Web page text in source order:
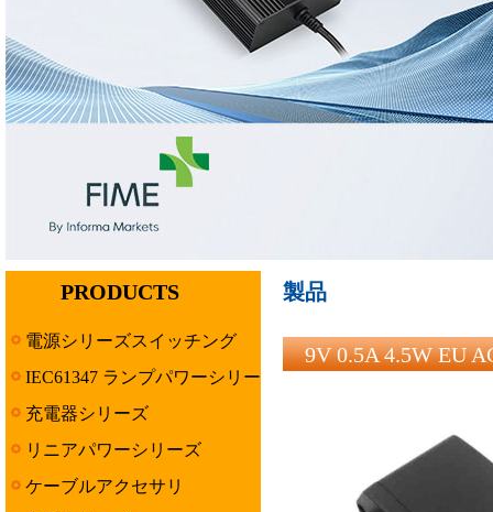
PRODUCTS
電源シリーズスイッチング
IEC61347 ランプパワーシリー
ズ充電器シリーズ
リニアパワーシリーズ
ケーブルアクセサリ
製品
9V 0.5A 4.5W EU